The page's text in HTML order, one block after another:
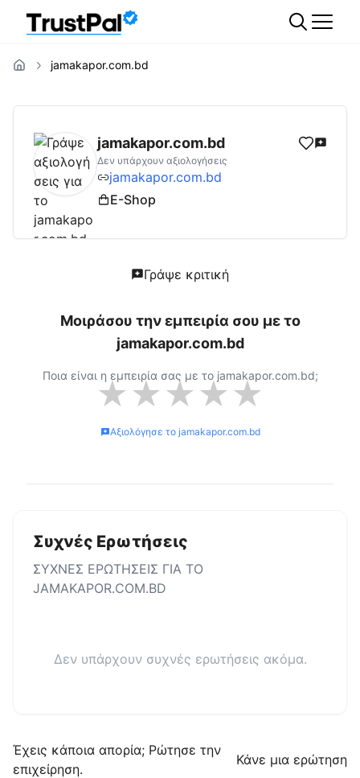
jamakapor.com.bd
jamakapor.com.bdΑξιολογήσεις | Δες
jamakapor.com.bd
Δεν υπάρχουν αξιολογήσεις
jamakapor.com.bd
E-Shop
Γράψε κριτική
Μοιράσου την εμπειρία σου με το
jamakapor.com.bd
Ποια είναι η εμπειρία σας με το jamakapor.com.bd;
★★★★★
Αξιολόγησε το jamakapor.com.bd
Συχνές Ερωτήσεις
ΣΥΧΝΕΣ ΕΡΩΤΗΣΕΙΣ ΓΙΑ ΤΟ
JAMAKAPOR.COM.BD
Δεν υπάρχουν συχνές ερωτήσεις ακόμα.
Έχεις κάποια απορία; Ρώτησε την
επιχείρηση.
Κάνε μια ερώτηση